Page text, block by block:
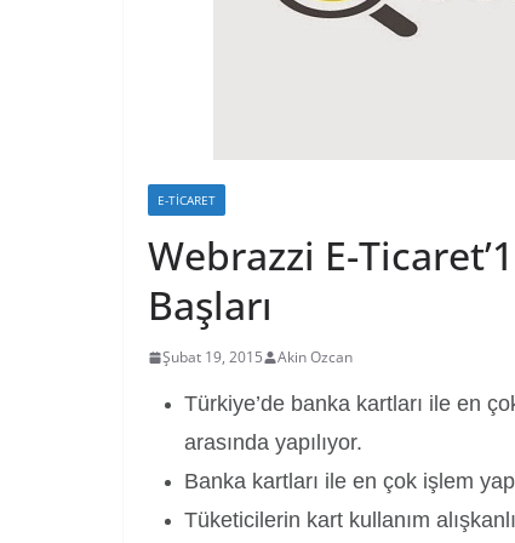
E-TICARET
Webrazzi E-
Başları
Şubat 19, 2015 Akin Ozcan
Türkiye’de banka kartları ile en
arasında yapılıyor.
Banka kartları ile en çok işlem
Tüketicilerin kart kullanım